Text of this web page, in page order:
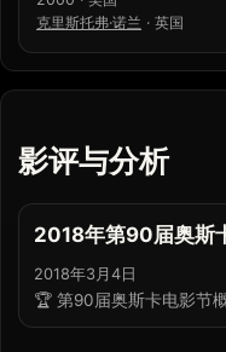
克里斯托弗·诺兰 · 英国
影评与分析
2018年第90届奥斯
2018年3月4日
🏆 第90届奥斯卡电影节